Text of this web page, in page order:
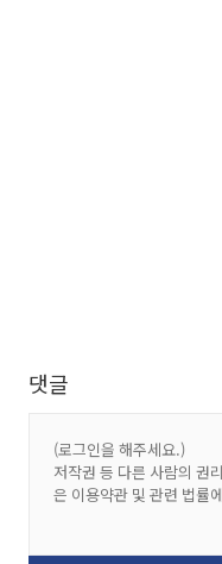
댓글